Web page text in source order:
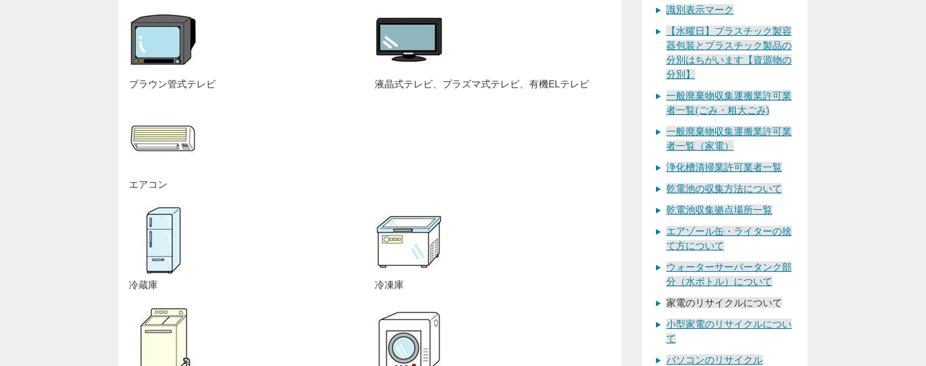
ブラウン管式テレビ 液晶式テレビ、プラズマ式テレビ、有機ELテレビ
エアコン
冷蔵庫 冷凍庫
識別表示マーク
【水曜日】プラスチック製容
器包装とプラスチック製品の
分別はちがいます【資源物の
分別】
一般廃棄物収集運搬業許可業
者一覧(ごみ・粗大ごみ)
一般廃棄物収集運搬業許可業
者一覧（家電）
浄化槽清掃業許可業者一覧
乾電池の収集方法について
乾電池収集拠点場所一覧
エアゾール缶・ライターの捨
て方について
ウォーターサーバータンク部
分（水ボトル）について
家電のリサイクルについて
小型家電のリサイクルについ
て
パソコンのリサイクル